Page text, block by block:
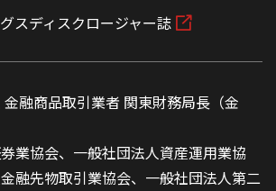
スディスクロージャー誌
融商品取引業者 関東財務局長（金
業協会、一般社団法人資産運用業協
融先物取引業協会、一般社団法人第二